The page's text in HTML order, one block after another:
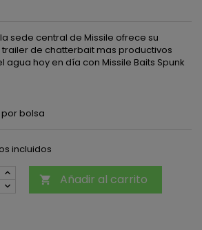
sede central de Missile ofrece su
de chatterbait mas productivos
hoy en día con Missile Baits Spunk
bolsa
incluidos
 Añadir al carrito